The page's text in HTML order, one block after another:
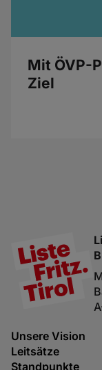
Mit ÖVP-
Ziel
Unsere Vision
Leitsätze
Standpunkte